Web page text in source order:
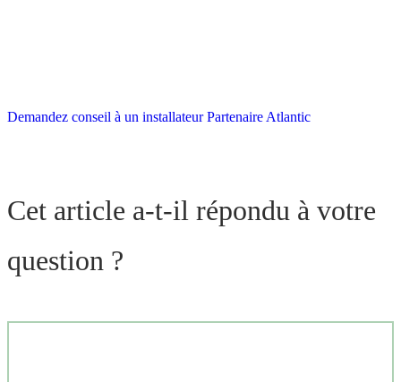
Demandez conseil à un installateur Partenaire Atlantic
Cet article a-t-il répondu à votre
question ?